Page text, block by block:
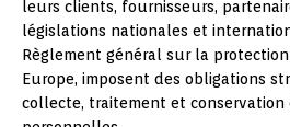
leurs clients, fournisseurs,
législations nationales et
Règlement général sur la protection
Europe, imposent des obligations
collecte, traitement et conservation